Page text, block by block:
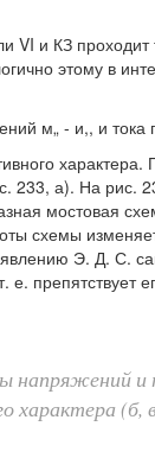
VI и КЗ проходит
этому в
м„ - и,, и тока г
233, а). На рис.
мостовая
схемы
Э. Д. С.
препятствует
напряжений
характера (б,